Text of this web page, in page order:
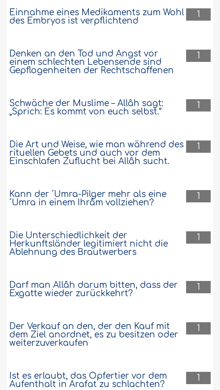
1
Einnahme eines Medikaments zum Wohl
des Embryos ist verpflichtend
1
Denken an den Tod und Angst vor
einem schlechten Lebensende sind
Gepflogenheiten der Rechtschaffenen
1
Schwäche der Muslime – Allâh sagt:
„Sprich: Es kommt von euch selbst.“
1
Die Art und Weise, wie man während des
rituellen Gebets und auch vor dem
Einschlafen Zuflucht bei Allâh sucht.
1
Kann der ´Umra-Pilger mehr als eine
´Umra in einem Ihrâm vollziehen?
1
Die Unterschiedlichkeit der
Herkunftsländer legitimiert nicht die
Ablehnung des Brautwerbers
1
Darf man Allâh darum bitten, dass der
Exgatte wieder zurückkehrt?
1
Der Verkauf an den, der den Kauf mit
dem Ziel anordnet, es zu besitzen oder
weiterzuverkaufen
1
Ist es erlaubt, das Opfertier vor dem
Aufenthalt in Arafat zu schlachten?